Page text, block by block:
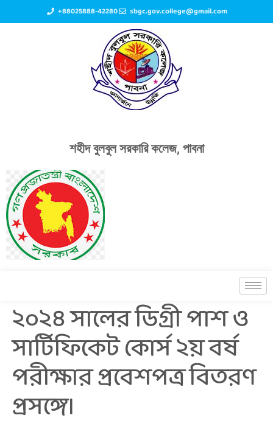
+88025888-42280 sbgc.gov.college@gmail.com
শহীদ বুলবুল সরকারি কলেজ, পাবনা
২০২৪ সালের ডিগ্রী পাশ ও
সার্টিফিকেট কোর্স ২য় বর্ষ
পরীক্ষার প্রবেশপত্র বিতরণ
প্রসঙ্গে।